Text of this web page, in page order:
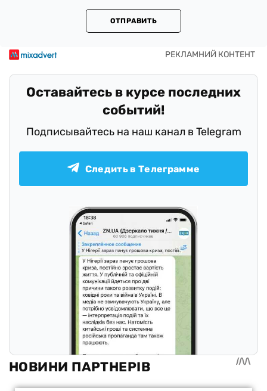
ОТПРАВИТЬ
Оставайтесь в курсе последних
событий!
Подписывайтесь на наш канал в Telegram
Следить в Телеграмме